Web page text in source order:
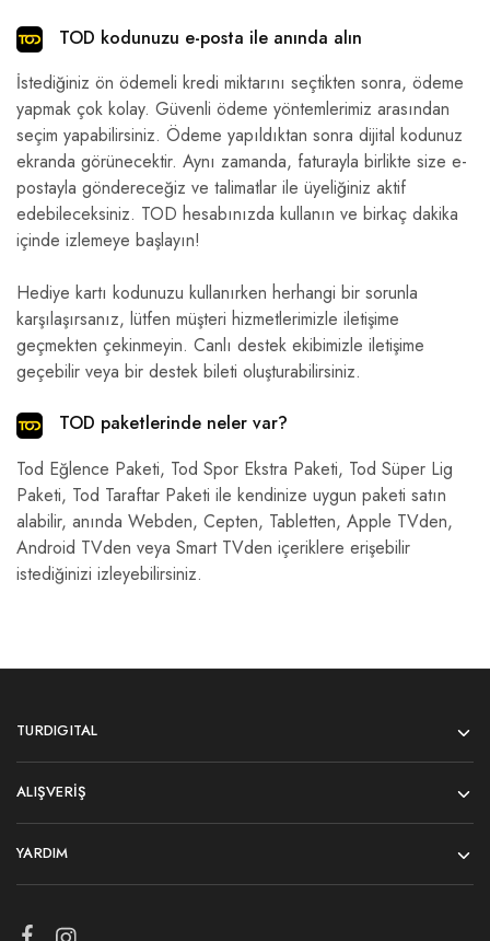
TOD kodunuzu e-posta ile anında alın
İstediğiniz ön ödemeli kredi miktarını seçtikten sonra, ödeme
yapmak çok kolay. Güvenli ödeme yöntemlerimiz arasından
seçim yapabilirsiniz. Ödeme yapıldıktan sonra dijital kodunuz
ekranda görünecektir. Aynı zamanda, faturayla birlikte size e-
postayla göndereceğiz ve talimatlar ile üyeliğiniz aktif
edebileceksiniz. TOD hesabınızda kullanın ve birkaç dakika
içinde izlemeye başlayın!
Hediye kartı kodunuzu kullanırken herhangi bir sorunla
karşılaşırsanız, lütfen müşteri hizmetlerimizle iletişime
geçmekten çekinmeyin. Canlı destek ekibimizle iletişime
geçebilir veya bir destek bileti oluşturabilirsiniz.
TOD paketlerinde neler var?
Tod Eğlence Paketi, Tod Spor Ekstra Paketi, Tod Süper Lig
Paketi, Tod Taraftar Paketi ile kendinize uygun paketi satın
alabilir, anında Webden, Cepten, Tabletten, Apple TVden,
Android TVden veya Smart TVden içeriklere erişebilir
istediğinizi izleyebilirsiniz.
TURDIGITAL
ALIŞVERIŞ
YARDIM